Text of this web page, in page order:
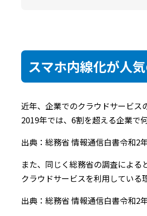
スマホ内線化が人
近年、企業でのクラウドサービス
2019年では、6割を超える企業で
出典：総務省 情報通信白書令和2
また、同じく総務省の調査による
クラウドサービスを利用している
出典：総務省 情報通信白書令和2